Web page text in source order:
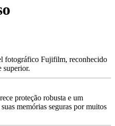
fotográfico Fujifilm, reconhecido
superior.
proteção robusta e um
memórias seguras por muitos